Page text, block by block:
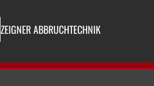
ZEIGNER ABBRUCHTECHNIK